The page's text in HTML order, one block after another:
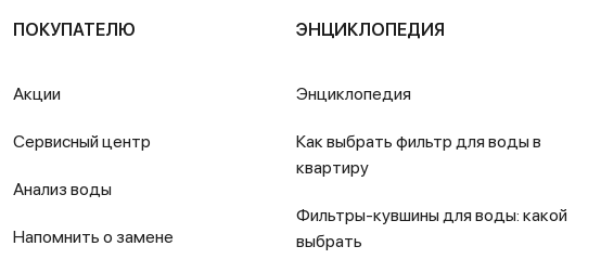
ПОКУПАТЕЛЮ
Акции
Сервисный центр
Анализ воды
Напомнить о замене
ЭНЦИКЛОПЕДИЯ
Энциклопедия
Как выбрать фильтр для воды в
квартиру
Фильтры-кувшины для воды: какой
выбрать